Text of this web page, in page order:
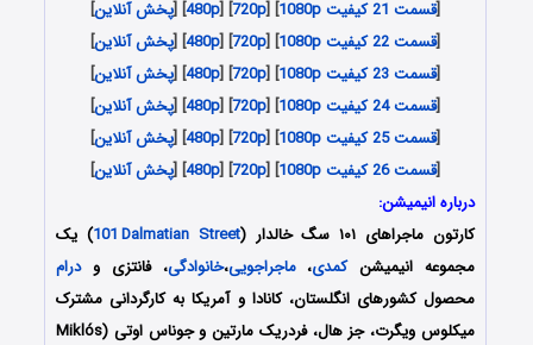
[قسمت 21 کیفیت 1080p ] [
720p
] [
480p
] [پخش آنلاین]
[قسمت 22 کیفیت 1080p ] [
720p
] [
480p
] [پخش آنلاین]
[قسمت 23 کیفیت 1080p ] [
720p
] [
480p
] [پخش آنلاین]
[قسمت 24 کیفیت 1080p ] [
720p
] [
480p
] [پخش آنلاین]
[قسمت 25 کیفیت 1080p ] [
720p
] [
480p
] [پخش آنلاین]
[قسمت 26 کیفیت 1080p ] [
720p
] [
480p
] [پخش آنلاین]
درباره انیمیشن:
کارتون ماجراهای ۱۰۱ سگ خالدار (
101iDalmatian Street
) یک
مجموعه انیمیشنکمدی،ماجراجویی،خانوادگی، فانتزی ودرام
محصول کشورهای انگلستان، کانادا و آمریکا به کارگردانی مشترک
میکلوس ویگرت، جز هال، فردریک مارتین و جوناس اوتی (Miklós